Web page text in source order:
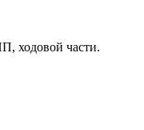
ходовой части.